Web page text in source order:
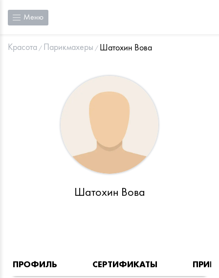
Меню
Красота Парикмахеры Шатохин Вова
Шатохин Вова
ПРОФИЛЬ СЕРТИФИКАТЫ